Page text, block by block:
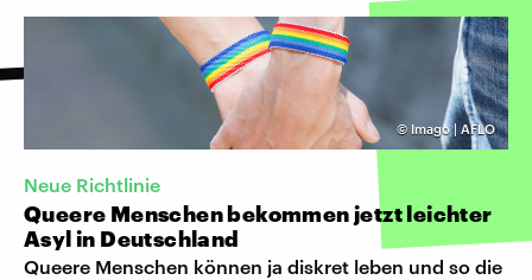
© Imago | AFLO
Neue Richtlinie
Queere Menschen bekommen jetzt leichter
Asyl in Deutschland
Queere Menschen können ja diskret leben und so die